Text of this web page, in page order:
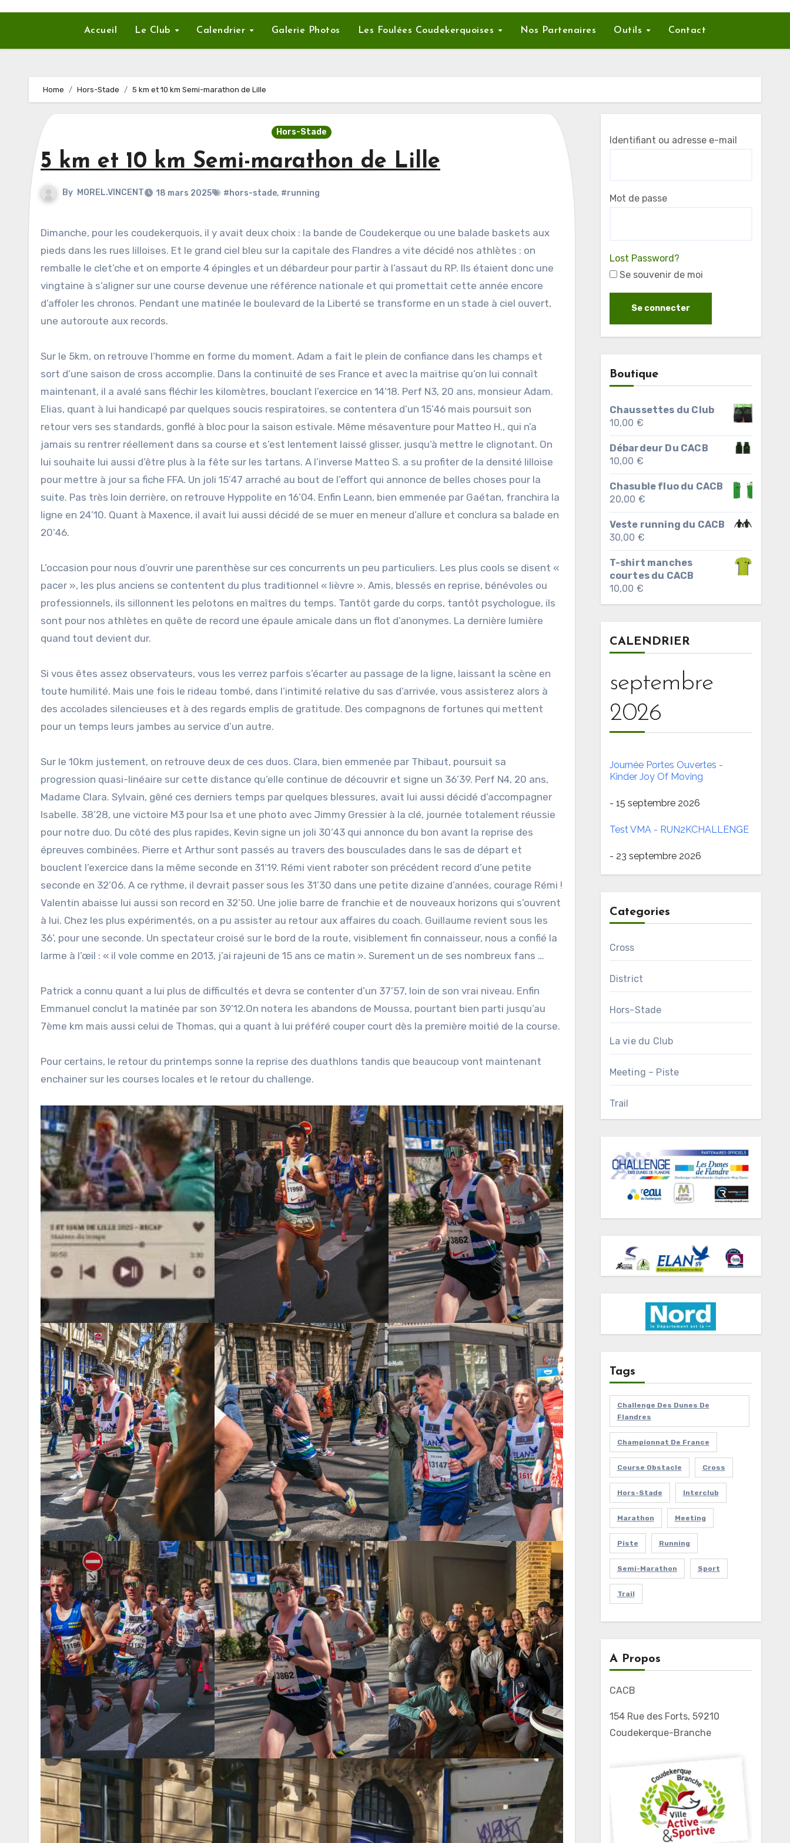
Accueil Le Club Calendrier Galerie Photos Les Foulées Coudekerquoises Nos Partenaires Outils Contact
Home Hors-Stade 5 km et 10 km Semi-marathon de Lille
Hors-Stade
5 km et 10 km Semi-marathon de Lille
By MOREL.VINCENT 18 mars 2025 #hors-stade, #running
Dimanche, pour les coudekerquois, il y avait deux choix : la bande de Coudekerque ou une balade baskets aux
pieds dans les rues lilloises. Et le grand ciel bleu sur la capitale des Flandres a vite décidé nos athlètes : on
remballe le clet’che et on emporte 4 épingles et un débardeur pour partir à l’assaut du RP. Ils étaient donc une
vingtaine à s’aligner sur une course devenue une référence nationale et qui promettait cette année encore
d’affoler les chronos. Pendant une matinée le boulevard de la Liberté se transforme en un stade à ciel ouvert,
une autoroute aux records.
Sur le 5km, on retrouve l’homme en forme du moment. Adam a fait le plein de confiance dans les champs et
sort d’une saison de cross accomplie. Dans la continuité de ses France et avec la maitrise qu’on lui connaît
maintenant, il a avalé sans fléchir les kilomètres, bouclant l’exercice en 14’18. Perf N3, 20 ans, monsieur Adam.
Elias, quant à lui handicapé par quelques soucis respiratoires, se contentera d’un 15’46 mais poursuit son
retour vers ses standards, gonflé à bloc pour la saison estivale. Même mésaventure pour Matteo H., qui n’a
jamais su rentrer réellement dans sa course et s’est lentement laissé glisser, jusqu’à mettre le clignotant. On
lui souhaite lui aussi d’être plus à la fête sur les tartans. A l’inverse Matteo S. a su profiter de la densité lilloise
pour mettre à jour sa fiche FFA. Un joli 15’47 arraché au bout de l’effort qui annonce de belles choses pour la
suite. Pas très loin derrière, on retrouve Hyppolite en 16’04. Enfin Leann, bien emmenée par Gaétan, franchira la
ligne en 24’10. Quant à Maxence, il avait lui aussi décidé de se muer en meneur d’allure et conclura sa balade en
20’46.
L’occasion pour nous d’ouvrir une parenthèse sur ces concurrents un peu particuliers. Les plus cools se disent «
pacer », les plus anciens se contentent du plus traditionnel « lièvre ». Amis, blessés en reprise, bénévoles ou
professionnels, ils sillonnent les pelotons en maîtres du temps. Tantôt garde du corps, tantôt psychologue, ils
sont pour nos athlètes en quête de record une épaule amicale dans un flot d’anonymes. La dernière lumière
quand tout devient dur.
Si vous êtes assez observateurs, vous les verrez parfois s’écarter au passage de la ligne, laissant la scène en
toute humilité. Mais une fois le rideau tombé, dans l’intimité relative du sas d’arrivée, vous assisterez alors à
des accolades silencieuses et à des regards emplis de gratitude. Des compagnons de fortunes qui mettent
pour un temps leurs jambes au service d’un autre.
Sur le 10km justement, on retrouve deux de ces duos. Clara, bien emmenée par Thibaut, poursuit sa
progression quasi-linéaire sur cette distance qu’elle continue de découvrir et signe un 36’39. Perf N4, 20 ans,
Madame Clara. Sylvain, gêné ces derniers temps par quelques blessures, avait lui aussi décidé d’accompagner
Isabelle. 38’28, une victoire M3 pour Isa et une photo avec Jimmy Gressier à la clé, journée totalement réussie
pour notre duo. Du côté des plus rapides, Kevin signe un joli 30’43 qui annonce du bon avant la reprise des
épreuves combinées. Pierre et Arthur sont passés au travers des bousculades dans le sas de départ et
bouclent l’exercice dans la même seconde en 31’19. Rémi vient raboter son précédent record d’une petite
seconde en 32’06. A ce rythme, il devrait passer sous les 31’30 dans une petite dizaine d’années, courage Rémi !
Valentin abaisse lui aussi son record en 32’50. Une jolie barre de franchie et de nouveaux horizons qui s’ouvrent
à lui. Chez les plus expérimentés, on a pu assister au retour aux affaires du coach. Guillaume revient sous les
36’, pour une seconde. Un spectateur croisé sur le bord de la route, visiblement fin connaisseur, nous a confié la
larme à l’œil : « il vole comme en 2013, j’ai rajeuni de 15 ans ce matin ». Surement un de ses nombreux fans …
Patrick a connu quant a lui plus de difficultés et devra se contenter d’un 37’57, loin de son vrai niveau. Enfin
Emmanuel conclut la matinée par son 39’12.On notera les abandons de Moussa, pourtant bien parti jusqu’au
7ème km mais aussi celui de Thomas, qui a quant à lui préféré couper court dès la première moitié de la course.
Pour certains, le retour du printemps sonne la reprise des duathlons tandis que beaucoup vont maintenant
enchainer sur les courses locales et le retour du challenge.
Identifiant ou adresse e-mail
Mot de passe
Lost Password?
Se souvenir de moi
Boutique
Chaussettes du Club
10,00 €
Débardeur Du CACB
10,00 €
Chasuble fluo du CACB
20,00 €
Veste running du CACB
30,00 €
T-shirt manches
courtes du CACB
10,00 €
CALENDRIER
septembre
2026
Journée Portes Ouvertes -
Kinder Joy Of Moving
- 15 septembre 2026
Test VMA - RUN2KCHALLENGE
- 23 septembre 2026
Categories
Cross
District
Hors-Stade
La vie du Club
Meeting – Piste
Trail
Tags
Challenge Des Dunes De
Flandres
Championnat De France
Course Obstacle Cross
Hors-Stade Interclub
Marathon Meeting
Piste Running
Semi-Marathon Sport
Trail
A Propos
CACB
154 Rue des Forts, 59210
Coudekerque-Branche